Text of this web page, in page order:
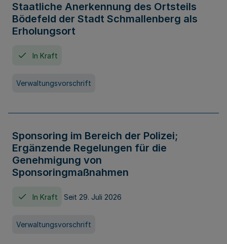
Staatliche Anerkennung des Ortsteils
Bödefeld der Stadt Schmallenberg als
Erholungsort
In Kraft
Verwaltungsvorschrift
Sponsoring im Bereich der Polizei;
Ergänzende Regelungen für die
Genehmigung von
Sponsoringmaßnahmen
In Kraft Seit 29. Juli 2026
Verwaltungsvorschrift